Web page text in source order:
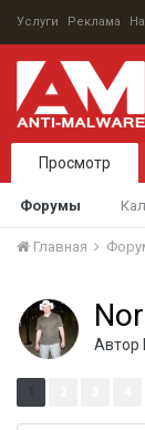
Услуги Реклама
Просмотр
Форумы
Главная
Автор